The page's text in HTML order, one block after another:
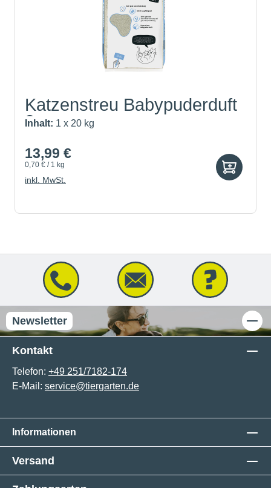
Katzenstreu Babypuderduft
2...
Inhalt: 1 x 20 kg
13,99 €
0,70 € / 1 kg
inkl. MwSt.
Newsletter
Kontakt
Telefon: +49 251/7182-174
E-Mail: service@tiergarten.de
Informationen
Versand